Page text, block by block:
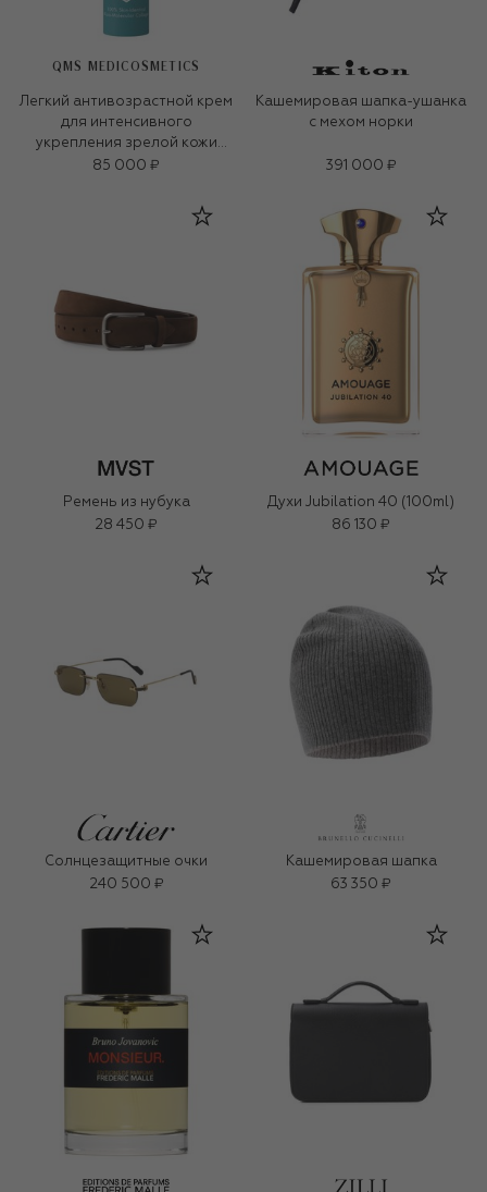
QMS MEDICOSMETICS
Легкий антивозрастной крем
для интенсивного
укрепления зрелой кожи
«3D-коллаген» (50ml)
85 000 ₽
Кашемировая шапка-ушанка
с мехом норки
391 000 ₽
Ремень из нубука
28 450 ₽
Духи Jubilation 40 (100ml)
86 130 ₽
Солнцезащитные очки
240 500 ₽
Кашемировая шапка
63 350 ₽